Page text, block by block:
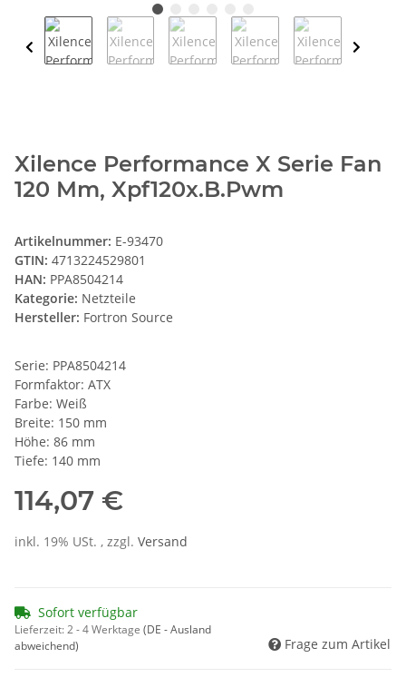
Xilence Performance X Serie Fan
120 Mm, Xpf120x.B.Pwm
Artikelnummer: E-93470
GTIN: 4713224529801
HAN: PPA8504214
Kategorie: Netzteile
Hersteller: Fortron Source
Serie: PPA8504214
Formfaktor: ATX
Farbe: Weiß
Breite: 150 mm
Höhe: 86 mm
Tiefe: 140 mm
114,07 €
inkl. 19% USt. , zzgl. Versand
Sofort verfügbar
Lieferzeit:2 - 4 Werktage (DE - Ausland
abweichend)
Frage zum Artikel